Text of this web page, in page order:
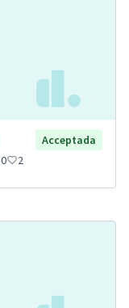
Acceptada
0 2